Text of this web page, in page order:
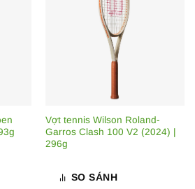
Vợt tennis Wilson Roland-
Garros Clash 100 V2 (2024) |
296g
SO SÁNH